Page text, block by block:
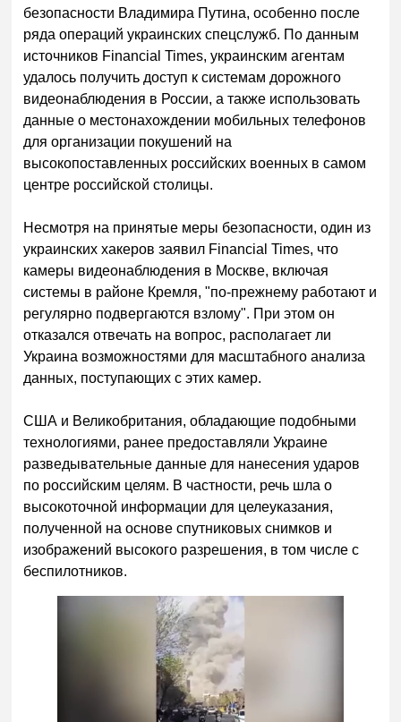
безопасности Владимира Путина, особенно после
ряда операций украинских спецслужб. По данным
источников Financial Times, украинским агентам
удалось получить доступ к системам дорожного
видеонаблюдения в России, а также использовать
данные о местонахождении мобильных телефонов
для организации покушений на
высокопоставленных российских военных в самом
центре российской столицы.
Несмотря на принятые меры безопасности, один из
украинских хакеров заявил Financial Times, что
камеры видеонаблюдения в Москве, включая
системы в районе Кремля, "по-прежнему работают и
регулярно подвергаются взлому". При этом он
отказался отвечать на вопрос, располагает ли
Украина возможностями для масштабного анализа
данных, поступающих с этих камер.
США и Великобритания, обладающие подобными
технологиями, ранее предоставляли Украине
разведывательные данные для нанесения ударов
по российским целям. В частности, речь шла о
высокоточной информации для целеуказания,
полученной на основе спутниковых снимков и
изображений высокого разрешения, в том числе с
беспилотников.